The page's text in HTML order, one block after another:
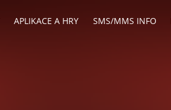
APLIKACE A HRY SMS/MMS INFO